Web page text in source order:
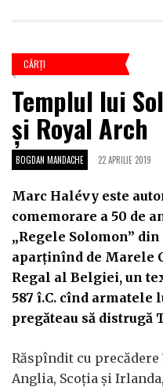
CĂRŢI
Templul lui
și Royal Arch
BOGDAN MANDACHE 22 APRILIE 2019
Marc Halévy este
comemorare a 50 de
„Regele Solomon”
aparținînd de Marele
Regal al Belgiei, un
587 î.C. cînd armatele
pregăteau să distrugă
Răspîndit cu
Anglia, Scoția și Irlanda,